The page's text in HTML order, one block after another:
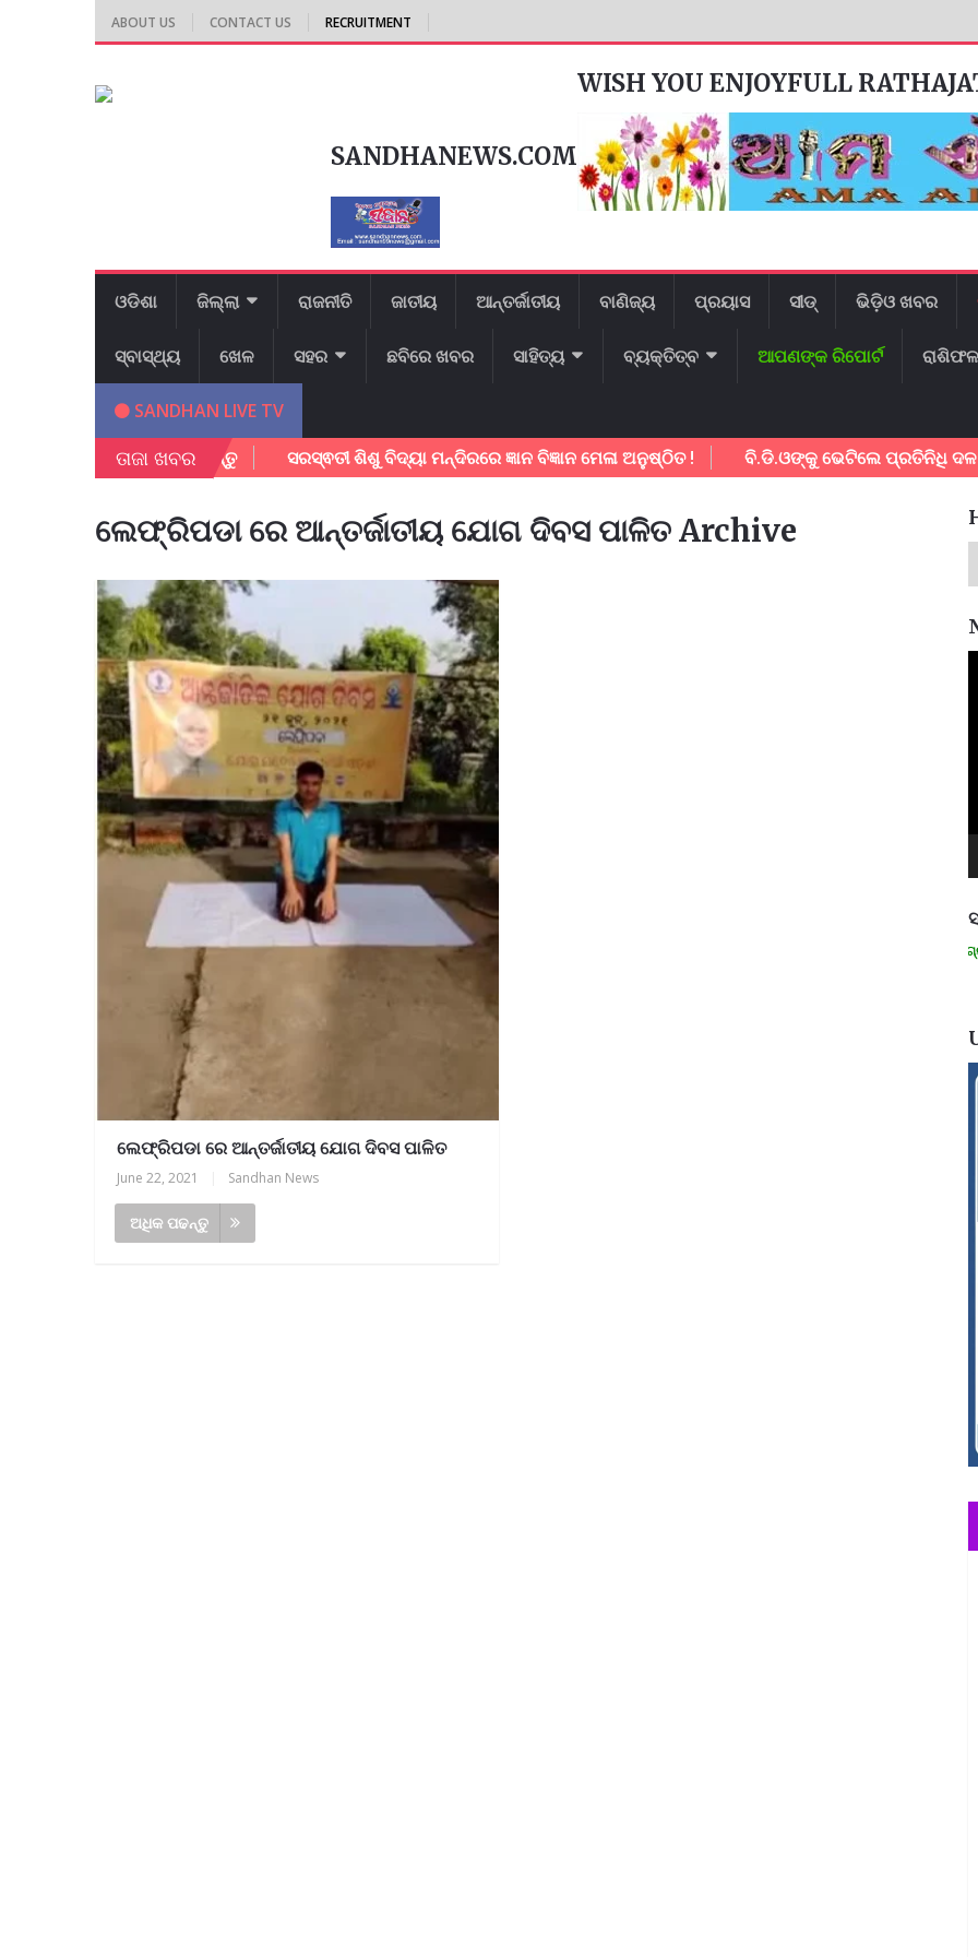
ABOUT US CONTACT US RECRUITMENT
WISH YOU ENJOYFULL
SANDHANEWS.COM
ଓଡିଶା ଜିଲ୍ଲା ରାଜନୀତି ଜାତୀୟ ଆନ୍ତର୍ଜାତୀୟ ବାଣିଜ୍ୟ ପ୍ରୟାସ ସୀଡ୍ ଭିଡ଼ିଓ ଖବର
ସ୍ବାସ୍ଥ୍ୟ ଖେଳ ସହର ଛବିରେ ଖବର ସାହିତ୍ୟ ବ୍ୟକ୍ତିତ୍ବ ଆପଣଙ୍କ ରିପୋର୍ଟ ରାଶିଫଳ
SANDHAN LIVE TV
ତାଜା ଖବର
ଡାଉନ ଲୋଡ କରନ୍ତୁ ସରସ୍ଵତୀ ଶିଶୁ ବିଦ୍ୟା ମନ୍ଦିରରେ ଜ୍ଞାନ ବିଜ୍ଞାନ ମେଳା ଅନୁଷ୍ଠିତ ! ବି.ଡି.ଓଙ୍କୁ ଭେଟିଲେ ପ୍ରତିନିଧି ଦଳ
ଲେଫ୍ରିପଡା ରେ ଆନ୍ତର୍ଜାତୀୟ ଯୋଗ ଦିବସ ପାଳିତ Archive
ଲେଫ୍ରିପଡା ରେ ଆନ୍ତର୍ଜାତୀୟ ଯୋଗ ଦିବସ ପାଳିତ
June 22, 2021 Sandhan News
ଅଧିକ ପଢନ୍ତୁ
ମନେ ପଡନ୍ତି: ସ୍ୱାଧୀନତା